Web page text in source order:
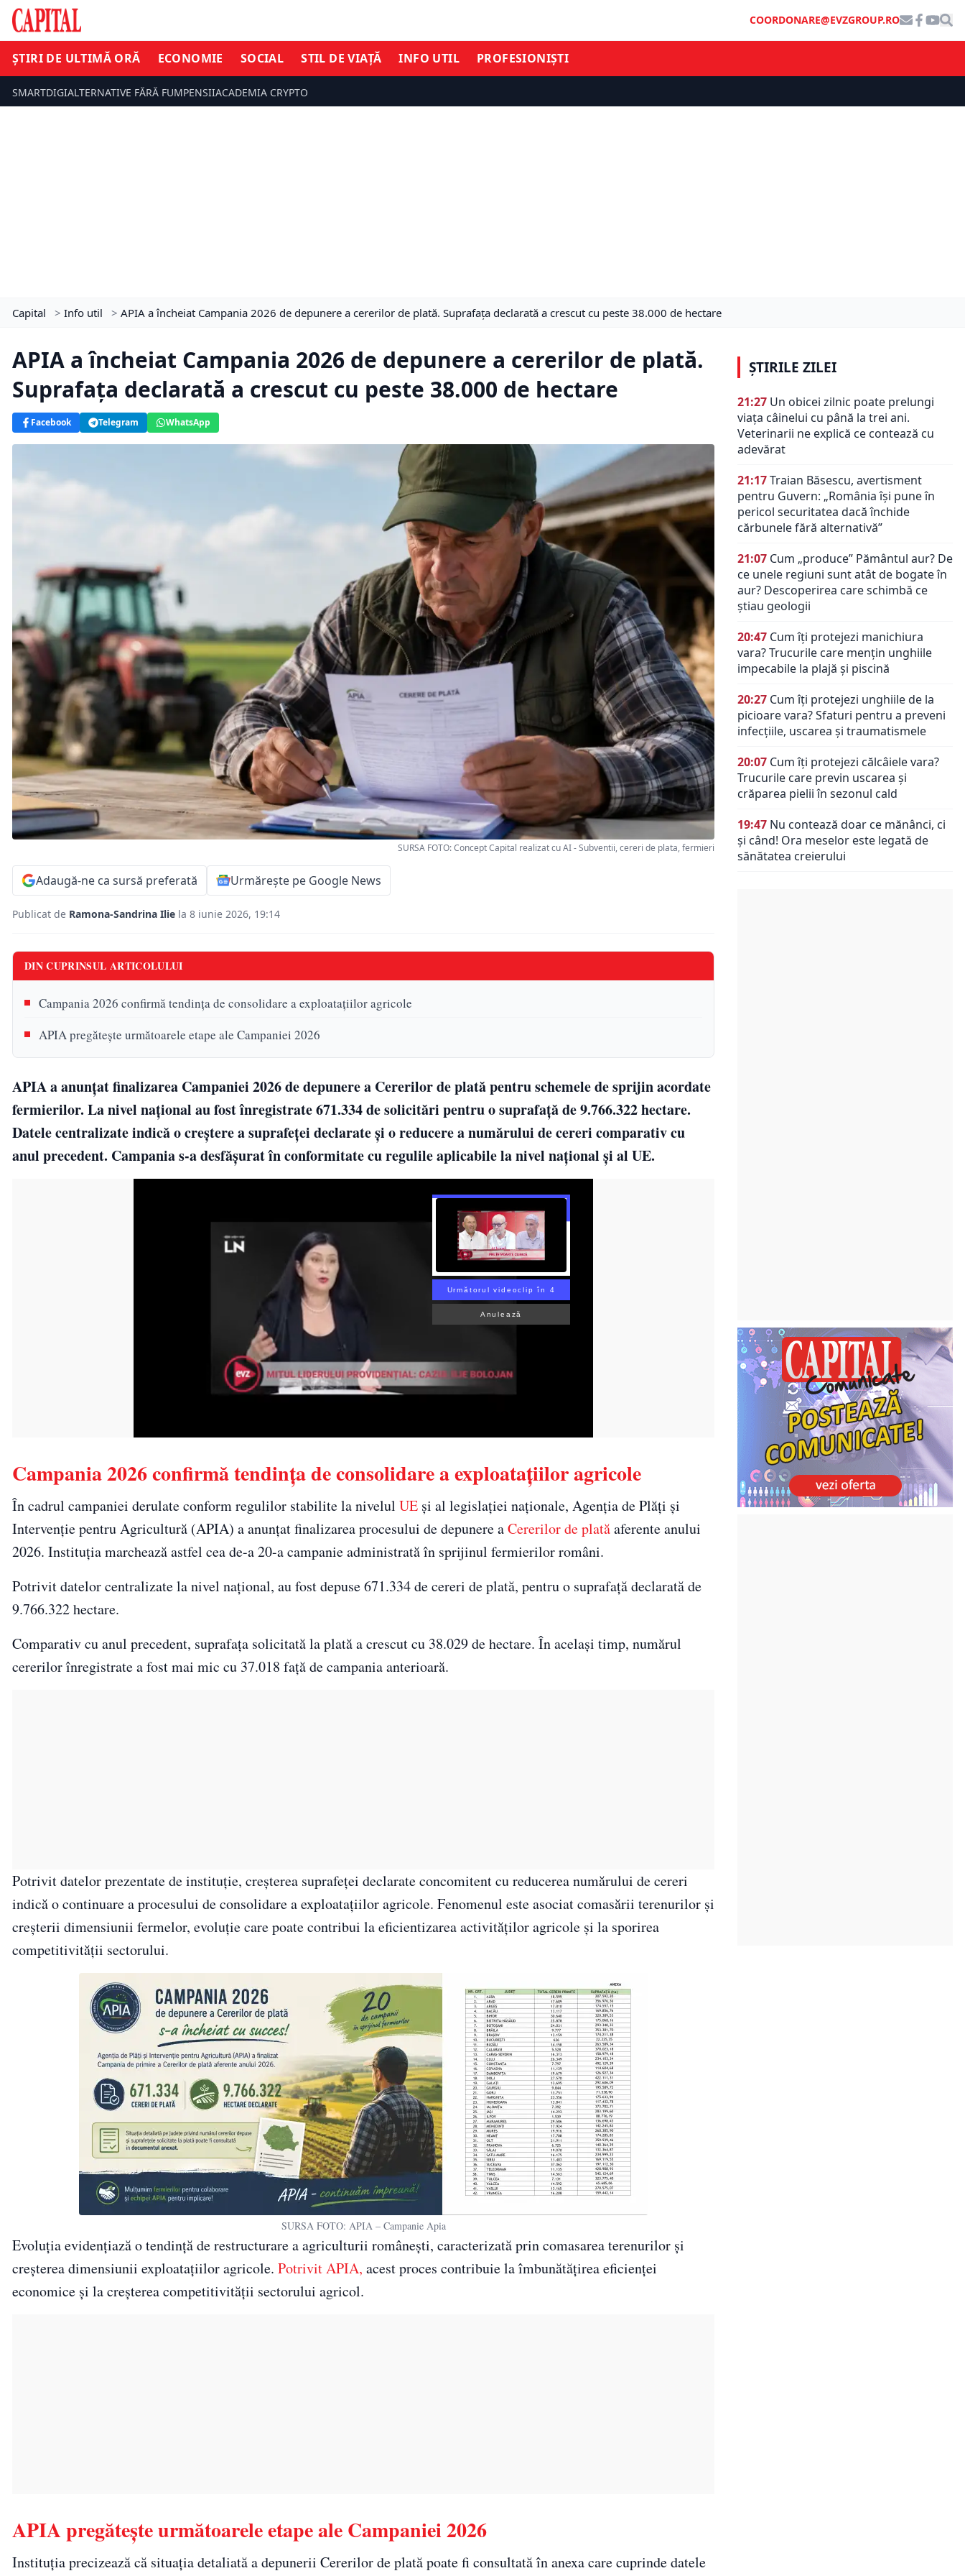
COORDONARE@EVZGROUP.RO
ȘTIRI DE ULTIMĂ ORĂ ECONOMIE SOCIAL STIL DE VIAȚĂ INFO UTIL PROFESIONIȘTI
SMARTDIGIALTERNATIVE FĂRĂ FUMPENSIIACADEMIA CRYPTO
Capital > Info util > APIA a încheiat Campania 2026 de depunere a cererilor de plată. Suprafața declarată a crescut cu peste 38.000 de hectare
APIA a încheiat Campania 2026 de depunere a cererilor de plată.
Suprafața declarată a crescut cu peste 38.000 de hectare
Facebook Telegram WhatsApp
SURSA FOTO: Concept Capital realizat cu AI - Subventii, cereri de plata, fermieri
Adaugă-ne ca sursă preferată Urmărește pe Google News
Publicat de Ramona-Sandrina Ilie la 8 iunie 2026, 19:14
DIN CUPRINSUL ARTICOLULUI
Campania 2026 confirmă tendința de consolidare a exploatațiilor agricole
APIA pregătește următoarele etape ale Campaniei 2026
APIA a anunțat finalizarea Campaniei 2026 de depunere a Cererilor de plată pentru schemele de sprijin acordate
fermierilor. La nivel național au fost înregistrate 671.334 de solicitări pentru o suprafață de 9.766.322 hectare.
Datele centralizate indică o creștere a suprafeței declarate și o reducere a numărului de cereri comparativ cu
anul precedent. Campania s-a desfășurat în conformitate cu regulile aplicabile la nivel național și al UE.
Următorul videoclip în 3
Anulează
Campania 2026 confirmă tendința de consolidare a exploatațiilor agricole
În cadrul campaniei derulate conform regulilor stabilite la nivelul UE și al legislației naționale, Agenția de Plăți și
Intervenție pentru Agricultură (APIA) a anunțat finalizarea procesului de depunere aCererilor de platăaferente anului
2026. Instituția marchează astfel cea de-a 20-a campanie administrată în sprijinul fermierilor români.
Potrivit datelor centralizate la nivel național, au fost depuse 671.334 de cereri de plată, pentru o suprafață declarată de
9.766.322 hectare.
Comparativ cu anul precedent, suprafața solicitată la plată a crescut cu 38.029 de hectare. În același timp, numărul
cererilor înregistrate a fost mai mic cu 37.018 față de campania anterioară.
Potrivit datelor prezentate de instituție, creșterea suprafeței declarate concomitent cu reducerea numărului de cereri
indică o continuare a procesului de consolidare a exploatațiilor agricole. Fenomenul este asociat comasării terenurilor și
creșterii dimensiunii fermelor, evoluție care poate contribui la eficientizarea activităților agricole și la sporirea
competitivității sectorului.
SURSA FOTO: APIA – Campanie Apia
Evoluția evidențiază o tendință de restructurare a agriculturii românești, caracterizată prin comasarea terenurilor și
creșterea dimensiunii exploatațiilor agricole. Potrivit APIA, acest proces contribuie la îmbunătățirea eficienței
economice și la creșterea competitivității sectorului agricol.
APIA pregătește următoarele etape ale Campaniei 2026
Instituția precizează că situația detaliată a depunerii Cererilor de plată poate fi consultată în anexa care cuprinde datele
ȘTIRILE ZILEI
21:27 Un obicei zilnic poate prelungi
viața câinelui cu până la trei ani.
Veterinarii ne explică ce contează cu
adevărat
21:17Traian Băsescu, avertisment
pentru Guvern: „România își pune în
pericol securitatea dacă închide
cărbunele fără alternativă”
21:07 Cum „produce” Pământul aur? De
ce unele regiuni sunt atât de bogate în
aur? Descoperirea care schimbă ce
știau geologii
20:47 Cum îți protejezi manichiura
vara? Trucurile care mențin unghiile
impecabile la plajă și piscină
20:27 Cum îți protejezi unghiile de la
picioare vara? Sfaturi pentru a preveni
infecțiile, uscarea și traumatismele
20:07 Cum îți protejezi călcâiele vara?
Trucurile care previn uscarea și
crăparea pielii în sezonul cald
19:47 Nu contează doar ce mănânci, ci
și când! Ora meselor este legată de
sănătatea creierului